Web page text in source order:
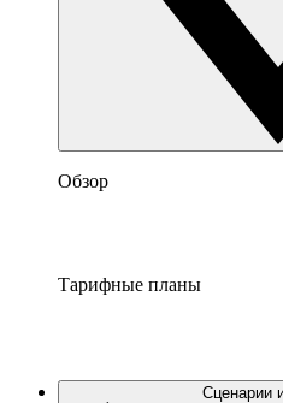
Обзор
Тарифные планы
Сценарии